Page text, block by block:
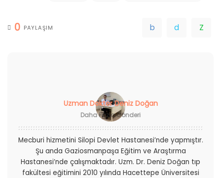
0 PAYLAŞIM
Uzman Doktor Deniz Doğan
Daha Fazla Gönderi
Mecburi hizmetini Silopi Devlet Hastanesi’nde yapmıştır.
Şu anda Gaziosmanpaşa Eğitim ve Araştırma
Hastanesi’nde çalışmaktadır. Uzm. Dr. Deniz Doğan tıp
fakültesi eğitimini 2010 yılında Hacettepe Üniversitesi